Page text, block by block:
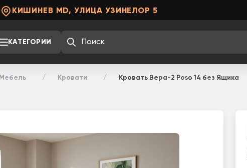
КИШИНЕВ MD, УЛИЦА УЗИНЕЛОР 5
КАТЕГОРИИ
Мебель Кровати Кровать Вера-2 Poso 14 без Ящика